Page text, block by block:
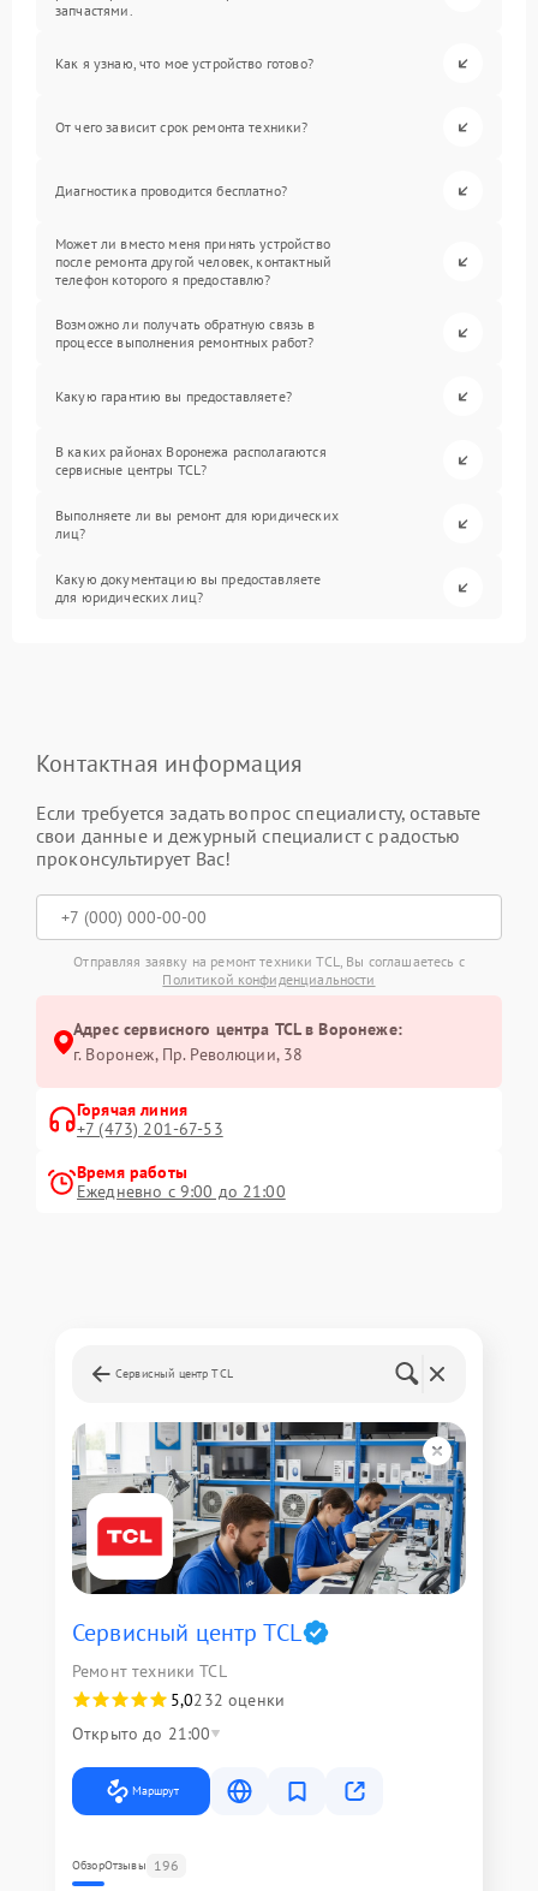
запчастями.
Как я узнаю, что мое устройство готово?
От чего зависит срок ремонта техники?
Диагностика проводится бесплатно?
Может ли вместо меня принять устройство
после ремонта другой человек, контактный
телефон которого я предоставлю?
Возможно ли получать обратную связь в
процессе выполнения ремонтных работ?
Какую гарантию вы предоставляете?
В каких районах Воронежа располагаются
сервисные центры TCL?
Выполняете ли вы ремонт для юридических
лиц?
Какую документацию вы предоставляете
для юридических лиц?
Контактная информация
Если требуется задать вопрос специалисту, оставьте
свои данные и дежурный специалист с радостью
проконсультирует Вас!
Отправляя заявку на ремонт техники TCL, Вы соглашаетесь с
Политикой конфиденциальности
Адрес сервисного центра TCL в Воронеже:
г. Воронеж, Пр. Революции, 38
Горячая линия
+7 (473) 201-67-53
Время работы
Ежедневно с 9:00 до 21:00
Сервисный центр TCL
Сервисный центр TCL
Ремонт техники TCL
5,0232 оценки
Открыто до 21:00
Маршрут
ОбзорОтзывы 196